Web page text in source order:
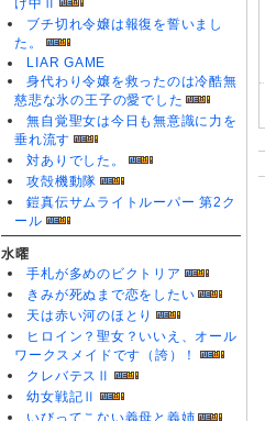
け中Ⅱ
ブチ切れ令嬢は報復を誓いまし
た。
LIAR GAME
身代わり令嬢を救ったのは冷酷無
慈悲な氷の王子の愛でした
無自覚聖女は今日も無意識に力を
垂れ流す
対ありでした。
攻殻機動隊
鎧真伝サムライトルーパー 第2ク
ール
水曜
手札が多めのビクトリア
きみが死ぬまで恋をしたい
天は赤い河のほとり
ヒロイン？聖女？いいえ、オール
ワークスメイドです（誇）！
クレバテスⅡ
幼女戦記Ⅱ
いびってこない義母と義姉